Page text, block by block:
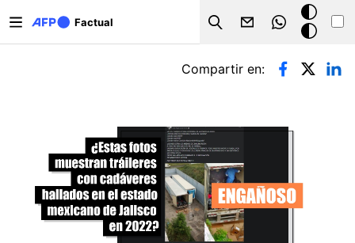
Factual
Search
Modo
oscuro
Solapas principales
Compartir en: